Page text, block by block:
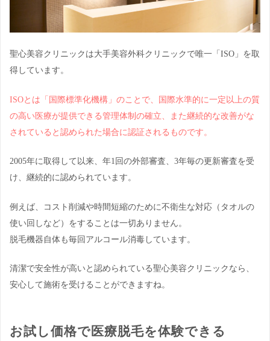
聖心美容クリニックは大手美容外科クリニックで唯一「ISO」を取
得しています。
ISOとは「国際標準化機構」のことで、国際水準的に一定以上の質
の高い医療が提供できる管理体制の確立、また継続的な改善がな
されていると認められた場合に認証されるものです。
2005年に取得して以来、年1回の外部審査、3年毎の更新審査を受
け、継続的に認められています。
例えば、コスト削減や時間短縮のために不衛生な対応（タオルの
使い回しなど）をすることは一切ありません。
脱毛機器自体も毎回アルコール消毒しています。
清潔で安全性が高いと認められている聖心美容クリニックなら、
安心して施術を受けることができますね。
お試し価格で医療脱毛を体験できる